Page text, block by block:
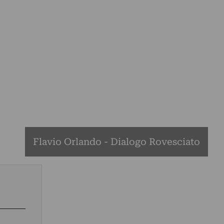
Flavio Orlando - Dialogo Rovesciato